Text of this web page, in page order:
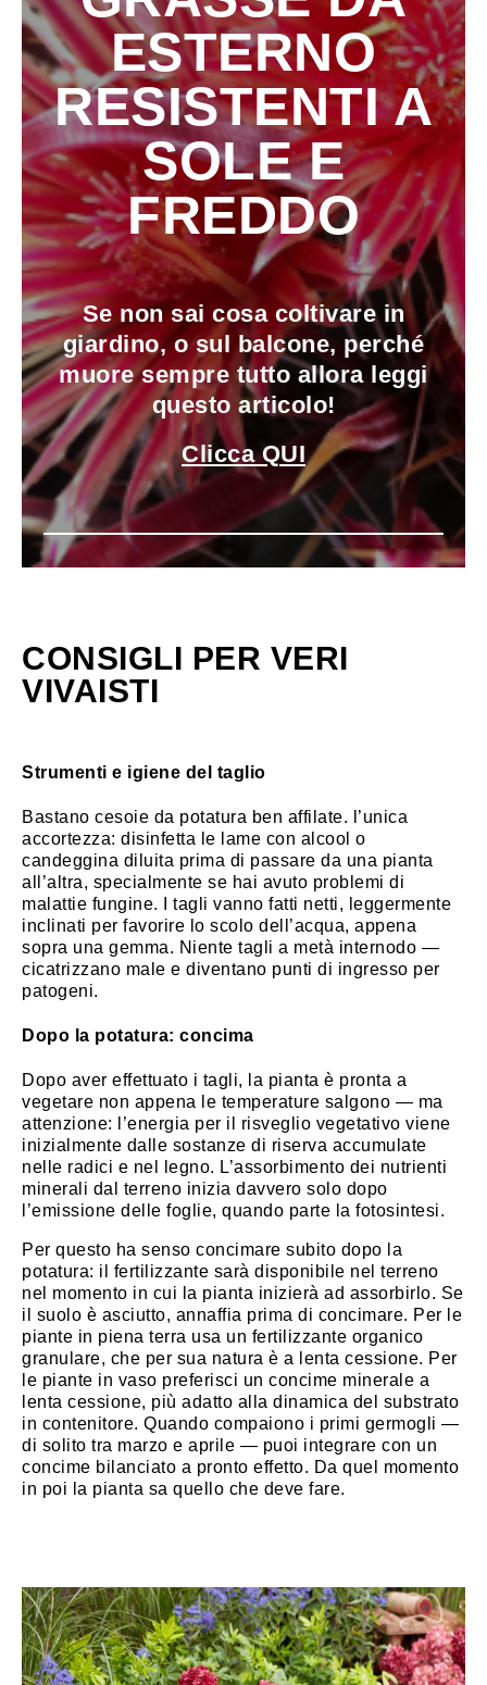
ESTERNO
RESISTENTI A
SOLE E
FREDDO
Se non sai cosa coltivare in
giardino, o sul balcone, perché
muore sempre tutto allora leggi
questo articolo!
Clicca QUI
CONSIGLI PER VERI
VIVAISTI
Strumenti e igiene del taglio
Bastano cesoie da potatura ben affilate. l’unica
accortezza: disinfetta le lame con alcool o
candeggina diluita prima di passare da una pianta
all’altra, specialmente se hai avuto problemi di
malattie fungine. I tagli vanno fatti netti, leggermente
inclinati per favorire lo scolo dell’acqua, appena
sopra una gemma. Niente tagli a metà internodo —
cicatrizzano male e diventano punti di ingresso per
patogeni.
Dopo la potatura: concima
Dopo aver effettuato i tagli, la pianta è pronta a
vegetare non appena le temperature salgono — ma
attenzione: l’energia per il risveglio vegetativo viene
inizialmente dalle sostanze di riserva accumulate
nelle radici e nel legno. L’assorbimento dei nutrienti
minerali dal terreno inizia davvero solo dopo
l’emissione delle foglie, quando parte la fotosintesi.
Per questo ha senso concimare subito dopo la
potatura: il fertilizzante sarà disponibile nel terreno
nel momento in cui la pianta inizierà ad assorbirlo. Se
il suolo è asciutto, annaffia prima di concimare. Per le
piante in piena terra usa un fertilizzante organico
granulare, che per sua natura è a lenta cessione. Per
le piante in vaso preferisci un concime minerale a
lenta cessione, più adatto alla dinamica del substrato
in contenitore. Quando compaiono i primi germogli —
di solito tra marzo e aprile — puoi integrare con un
concime bilanciato a pronto effetto. Da quel momento
in poi la pianta sa quello che deve fare.